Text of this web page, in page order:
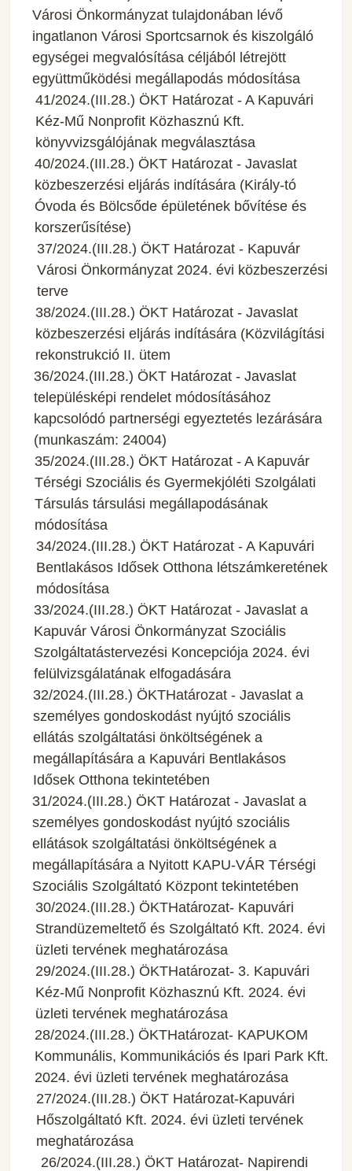
Városi Önkormányzat tulajdonában lévő
ingatlanon Városi Sportcsarnok és kiszolgáló
egységei megvalósítása céljából létrejött
együttműködési megállapodás módosítása
41/2024.(III.28.) ÖKT Határozat - A Kapuvári
Kéz-Mű Nonprofit Közhasznú Kft.
könyvvizsgálójának megválasztása
40/2024.(III.28.) ÖKT Határozat - Javaslat
közbeszerzési eljárás indítására (Király-tó
Óvoda és Bölcsőde épületének bővítése és
korszerűsítése)
37/2024.(III.28.) ÖKT Határozat - Kapuvár
Városi Önkormányzat 2024. évi közbeszerzési
terve
38/2024.(III.28.) ÖKT Határozat - Javaslat
közbeszerzési eljárás indítására (Közvilágítási
rekonstrukció II. ütem
36/2024.(III.28.) ÖKT Határozat - Javaslat
településképi rendelet módosításához
kapcsolódó partnerségi egyeztetés lezárására
(munkaszám: 24004)
35/2024.(III.28.) ÖKT Határozat - A Kapuvár
Térségi Szociális és Gyermekjóléti Szolgálati
Társulás társulási megállapodásának
módosítása
34/2024.(III.28.) ÖKT Határozat - A Kapuvári
Bentlakásos Idősek Otthona létszámkeretének
módosítása
33/2024.(III.28.) ÖKT Határozat - Javaslat a
Kapuvár Városi Önkormányzat Szociális
Szolgáltatástervezési Koncepciója 2024. évi
felülvizsgálatának elfogadására
32/2024.(III.28.) ÖKTHatározat - Javaslat a
személyes gondoskodást nyújtó szociális
ellátás szolgáltatási önköltségének a
megállapítására a Kapuvári Bentlakásos
Idősek Otthona tekintetében
31/2024.(III.28.) ÖKT Határozat - Javaslat a
személyes gondoskodást nyújtó szociális
ellátások szolgáltatási önköltségének a
megállapítására a Nyitott KAPU-VÁR Térségi
Szociális Szolgáltató Központ tekintetében
30/2024.(III.28.) ÖKTHatározat- Kapuvári
Strandüzemeltető és Szolgáltató Kft. 2024. évi
üzleti tervének meghatározása
29/2024.(III.28.) ÖKTHatározat- 3. Kapuvári
Kéz-Mű Nonprofit Közhasznú Kft. 2024. évi
üzleti tervének meghatározása
28/2024.(III.28.) ÖKTHatározat- KAPUKOM
Kommunális, Kommunikációs és Ipari Park Kft.
2024. évi üzleti tervének meghatározása
27/2024.(III.28.) ÖKT Határozat-Kapuvári
Hőszolgáltató Kft. 2024. évi üzleti tervének
meghatározása
26/2024.(III.28.) ÖKT Határozat- Napirendi